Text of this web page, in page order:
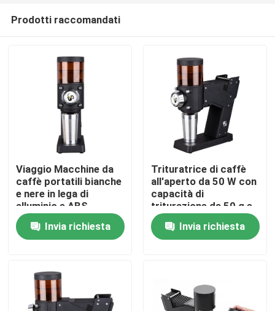
Casa
Mostra VR
Prodotti raccomandati
Viaggio Macchine da
caffè portatili bianche
e nere in lega di
alluminio e ABS
Invia richiesta
Trituratrice di caffè
all'aperto da 50 W con
capacità di
triturazione da 50 g e
logo personalizzato
Invia richiesta